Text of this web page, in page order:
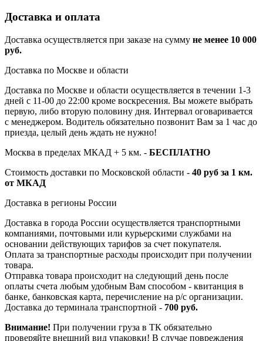
Доставка и оплата
Доставка осуществляется при заказе на сумму не менее 10 000
руб.
Доставка по Москве и области
Доставка по Москве и области осуществляется в течении 1-3
дней с 11-00 до 22:00 кроме воскресения. Вы можете выбрать
первую, либо вторую половину дня. Интервал оговаривается
с менеджером. Водитель обязательно позвонит Вам за 1 час до
приезда, целый день ждать не нужно!
Москва в пределах МКАД + 5 км. - БЕСПЛАТНО
Стоимость доставки по Московской области - 40 руб за 1 км.
от МКАД
Доставка в регионы России
Доставка в города России осуществляется транспортными
компаниями, почтовыми или курьерскими службами на
основании действующих тарифов за счет покупателя.
Оплата за транспортные расходы происходит при получении
товара.
Отправка товара происходит на следующий день после
оплаты счета любым удобным Вам способом - квитанция в
банке, банковская карта, перечисление на р/с организации.
Доставка до терминала транспортной - 700 руб.
Внимание! При получении груза в ТК обязательно
проверяйте внешний вид упаковки! В случае повреждения